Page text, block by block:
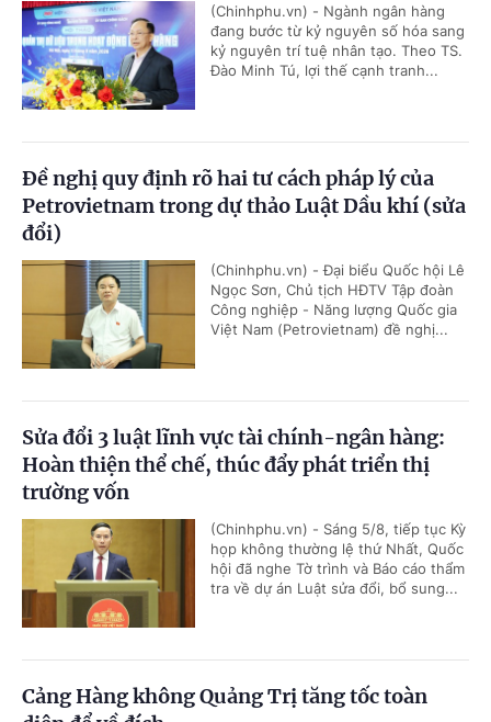
(Chinhphu.vn) - Ngành ngân hàng
đang bước từ kỷ nguyên số hóa sang
kỷ nguyên trí tuệ nhân tạo. Theo TS.
Đào Minh Tú, lợi thế cạnh tranh...
Đề nghị quy định rõ hai tư cách pháp lý của
Petrovietnam trong dự thảo Luật Dầu khí (sửa
đổi)
(Chinhphu.vn) - Đại biểu Quốc hội Lê
Ngọc Sơn, Chủ tịch HĐTV Tập đoàn
Công nghiệp - Năng lượng Quốc gia
Việt Nam (Petrovietnam) đề nghị...
Sửa đổi 3 luật lĩnh vực tài chính-ngân hàng:
Hoàn thiện thể chế, thúc đẩy phát triển thị
trường vốn
(Chinhphu.vn) - Sáng 5/8, tiếp tục Kỳ
họp không thường lệ thứ Nhất, Quốc
hội đã nghe Tờ trình và Báo cáo thẩm
tra về dự án Luật sửa đổi, bổ sung...
Cảng Hàng không Quảng Trị tăng tốc toàn